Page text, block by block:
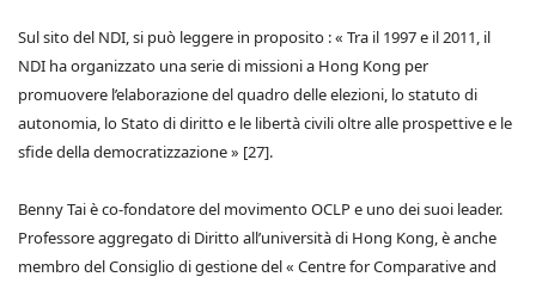
Sul sito del NDI, si può leggere in proposito : « Tra il 1997 e il 2011, il
NDI ha organizzato una serie di missioni a Hong Kong per
promuovere l’elaborazione del quadro delle elezioni, lo statuto di
autonomia, lo Stato di diritto e le libertà civili oltre alle prospettive e le
sfide della democratizzazione » [27].
Benny Tai è co-fondatore del movimento OCLP e uno dei suoi leader.
Professore aggregato di Diritto all’università di Hong Kong, è anche
membro del Consiglio di gestione del « Centre for Comparative and